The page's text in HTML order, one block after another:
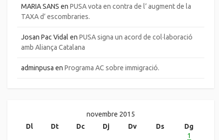
MARIA SANS en PUSA vota en contra de l’ augment de la
TAXA d’ escombraries.
Josan Pac Vidal en PUSA signa un acord de col·laboració
amb Aliança Catalana
adminpusa en Programa AC sobre immigració.
novembre 2015
Dl
Dt Dc Dj Dv Ds
Dg
1